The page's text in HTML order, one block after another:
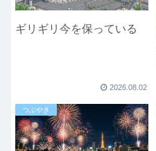
ギリギリ今を保っている
2026.08.02
つぶやき